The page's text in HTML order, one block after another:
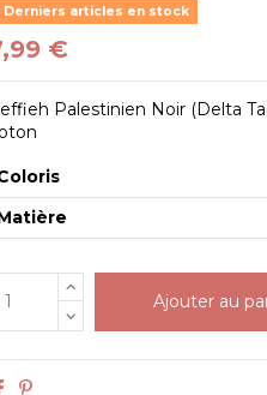
Derniers articles en stock
€
Palestinien Noir (Delta
Ajouter au